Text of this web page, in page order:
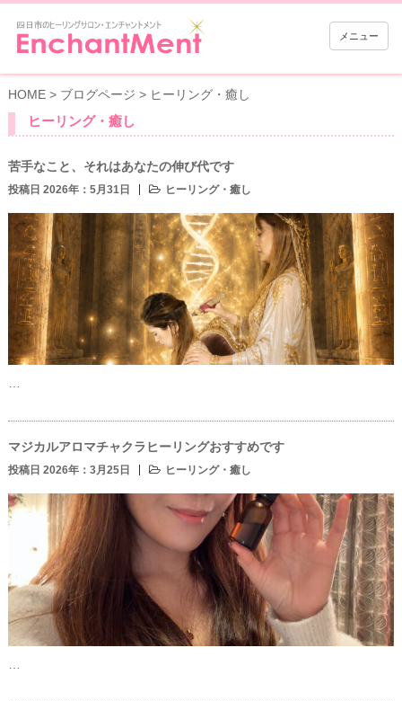
メニュー
HOME> ブログページ > ヒーリング・癒し
ヒーリング・癒し
苦手なこと、それはあなたの伸び代です
投稿日 2026年：5月31日 ヒーリング・癒し
…
マジカルアロマチャクラヒーリングおすすめです
投稿日 2026年：3月25日 ヒーリング・癒し